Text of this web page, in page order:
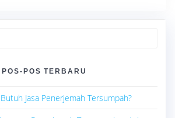
POS-POS TERBARU
Jasa Penerjemah Tersumpah?